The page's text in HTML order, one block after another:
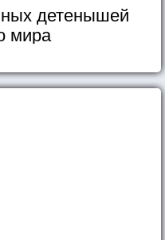
детенышей
мира